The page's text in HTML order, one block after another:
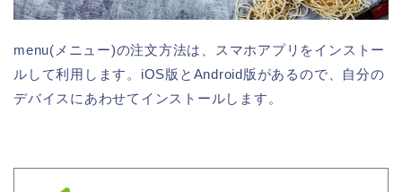
menu(メニュー)の注文方法は、スマホアプリをインストー
ルして利用します。iOS版とAndroid版があるので、自分の
デバイスにあわせてインストールします。